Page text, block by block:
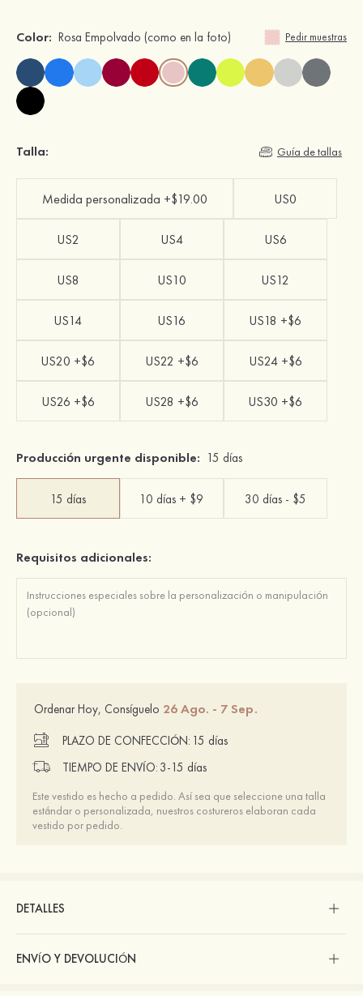
Color: Rosa Empolvado (como en la foto) Pedir muestras
Talla: Guía de tallas
Medida personalizada +$19.00 US0
US2 US4 US6
US8 US10 US12
US14 US16 US18 +$6
US20 +$6 US22 +$6 US24 +$6
US26 +$6 US28 +$6 US30 +$6
Producción urgente disponible: 15 días
15 días 10 días + $9 30 días - $5
Requisitos adicionales:
Ordenar Hoy, Consíguelo 26 Ago. - 7 Sep.
PLAZO DE CONFECCIÓN: 15 días
TIEMPO DE ENVÍO: 3-15 días
Este vestido es hecho a pedido. Así sea que seleccione una talla
estándar o personalizada, nuestros costureros elaboran cada
vestido por pedido.
DETALLES
ENVÍO Y DEVOLUCIÓN